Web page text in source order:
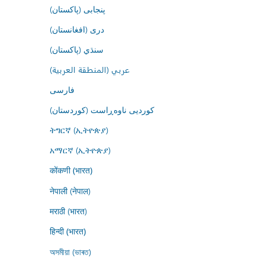
پنجابی (پاکستان)
درى (افغانستان)
سنڌي (پاکستان)
عربي (المنطقة العربية)
فارسى
کوردیی ناوەڕاست (کوردستان)
ትግርኛ (ኢትዮጵያ)
አማርኛ (ኢትዮጵያ)
कोंकणी (भारत)
नेपाली (नेपाल)
मराठी (भारत)
हिन्दी (भारत)
অসমীয়া (ভাৰত)